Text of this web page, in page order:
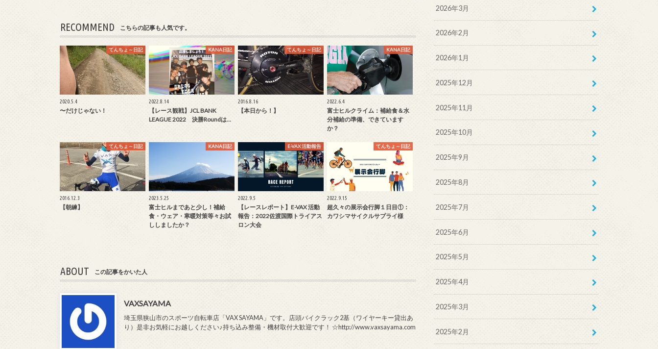
RECOMMEND こちらの記事も人気です。
てんちょ～日記
2020.5.4
〜だけじゃない！
KANA日記
2022.8.14
【レース観戦】JCL BANK
LEAGUE 2022 決勝Roundは…
てんちょ～日記
2016.8.16
【本日から！】
KANA日記
2022.6.4
富士ヒルクライム：補給食＆水
分補給の準備、できています
か？
てんちょ～日記
2016.12.3
【朝練】
KANA日記
2023.5.25
富士ヒルまであと少し！補給
食・ウェア・寒暖対策等々お試
ししましたか？
E-VAX 活動報告
2022.9.5
【レースレポート】E-VAX 活動
報告：2022佐渡国際トライアス
ロン大会
てんちょ～日記
2022.9.15
超久々の展示会行脚１日目①：
カワシマサイクルサプライ様
ABOUT この記事をかいた人
VAXSAYAMA
埼玉県狭山市のスポーツ自転車店「VAX SAYAMA」です。店頭バイクラック2基（ワイヤーキー貸出あ
り）是非お気軽にお越しください♪持ち込み整備・機材取付大歓迎です！ ☆http://www.vaxsayama.com
2026年3月
2026年2月
2026年1月
2025年12月
2025年11月
2025年10月
2025年9月
2025年8月
2025年7月
2025年6月
2025年5月
2025年4月
2025年3月
2025年2月